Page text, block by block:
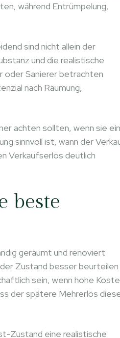
während Entrümpelung,
sind nicht allein der
und die realistische
oder Sanierer betrachten
nach Räumung,
achten sollten, wenn sie
sinnvoll ist, wann der
Verkaufserlös deutlich
beste
geräumt und renoviert
Zustand besser beurteilen
sein, wenn hohe
der spätere Mehrerlös
Zustand eine realistische